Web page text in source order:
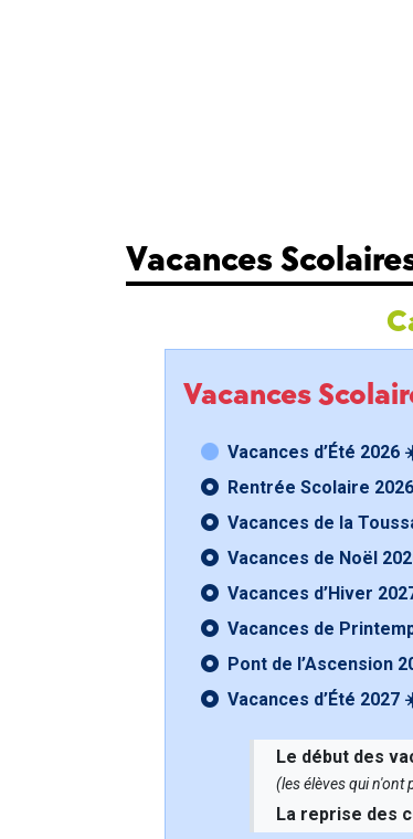
Vacances
Vacances
Vacances d’Été 2026
Rentrée Scolaire
Vacances de la
Vacances de Noël
Vacances d’Hiver
Vacances de
Pont de l’Ascension
Vacances d’Été 2027
Le début des
(les élèves qui n'ont
La reprise des